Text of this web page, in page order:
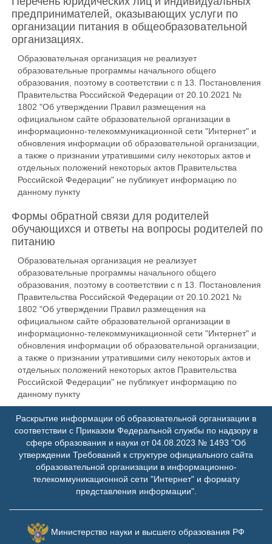
предпринимателей, оказывающих услуги по
организации питания в общеобразовательной
организациях.
Образовательная организация не реализует
образовательные программы начального общего
образования, поэтому в соответствии с п 13. Постановления
Правительства Российской Федерации от 20.10.2021 №
1802 "Об утверждении Правил размещения на
официальном сайте образовательной организации в
информационно-телекоммуникационной сети "Интернет" и
обновления информации об образовательной организации,
а также о признании утратившими силу некоторых актов и
отдельных положений некоторых актов Правительства
Российской Федерации" не публикует информацию по
данному пункту
Формы обратной связи для родителей
обучающихся и ответы на вопросы родителей по
питанию
Образовательная организация не реализует
образовательные программы начального общего
образования, поэтому в соответствии с п 13. Постановления
Правительства Российской Федерации от 20.10.2021 №
1802 "Об утверждении Правил размещения на
официальном сайте образовательной организации в
информационно-телекоммуникационной сети "Интернет" и
обновления информации об образовательной организации,
а также о признании утратившими силу некоторых актов и
отдельных положений некоторых актов Правительства
Российской Федерации" не публикует информацию по
данному пункту
Раскрытие информации об образовательной организации в
соответствии с Приказом Федеральной службы по надзору в
сфере образования и науки от 04.08.2023 № 1493 "Об
утверждении Требований к структуре официального сайта
образовательной организации в информационно-
телекоммуникационной сети "Интернет" и формату
представления информации".
Министерство науки и высшего образования РФ